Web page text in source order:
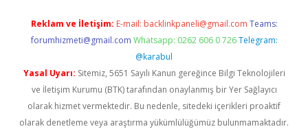
Reklam ve İletişim: E-mail: backlinkpaneli@gmail.com Teams:
forumhizmeti@gmail.com Whatsapp: 0262 606 0 726 Telegram:
@karabul
Yasal Uyarı: Sitemiz, 5651 Sayılı Kanun gereğince Bilgi Teknolojileri
ve İletişim Kurumu (BTK) tarafından onaylanmış bir Yer Sağlayıcı
olarak hizmet vermektedir. Bu nedenle, sitedeki içerikleri proaktif
olarak denetleme veya araştırma yükümlülüğümüz bulunmamaktadır.